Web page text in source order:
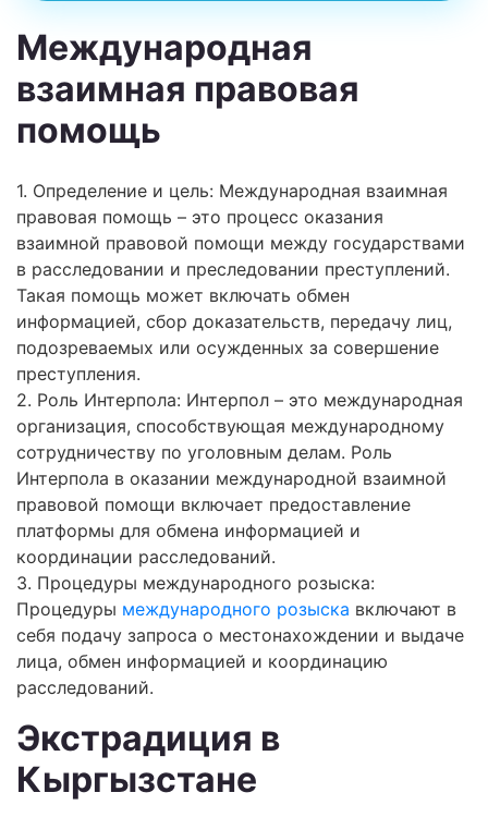
Международная
взаимная правовая
помощь
1. Определение и цель: Международная взаимная
правовая помощь – это процесс оказания
взаимной правовой помощи между государствами
в расследовании и преследовании преступлений.
Такая помощь может включать обмен
информацией, сбор доказательств, передачу лиц,
подозреваемых или осужденных за совершение
преступления.
2. Роль Интерпола: Интерпол – это международная
организация, способствующая международному
сотрудничеству по уголовным делам. Роль
Интерпола в оказании международной взаимной
правовой помощи включает предоставление
платформы для обмена информацией и
координации расследований.
3. Процедуры международного розыска:
Процедуры международного розыска включают в
себя подачу запроса о местонахождении и выдаче
лица, обмен информацией и координацию
расследований.
Экстрадиция в
Кыргызстане